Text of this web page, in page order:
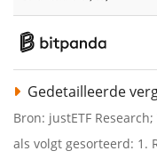
Gedetailleerde
Bron: justETF
als volgt gesorteerd: 1.